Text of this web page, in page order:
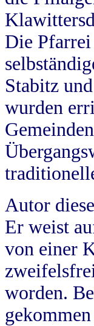
Die
Stabitz
wurden
Autor
Er weist
von einer
worden.